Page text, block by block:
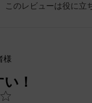
このレビューは役に立
様
！